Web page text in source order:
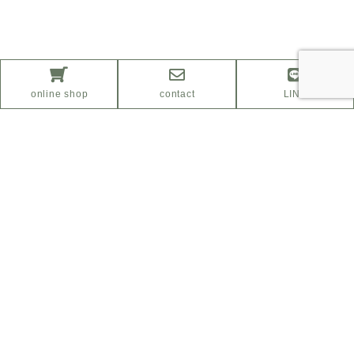
online shop contact LINE